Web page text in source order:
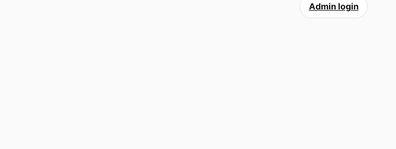
Admin login